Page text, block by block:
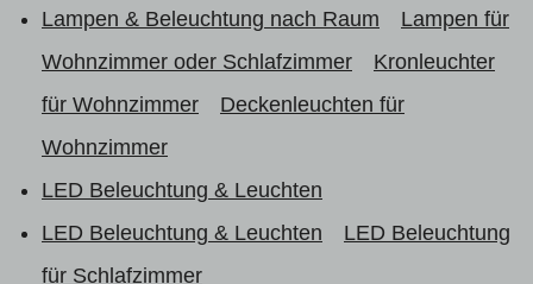
Lampen & Beleuchtung nach Raum
Lampen für
Wohnzimmer oder Schlafzimmer
Kronleuchter
für Wohnzimmer
Deckenleuchten für
Wohnzimmer
LED Beleuchtung & Leuchten
LED Beleuchtung & Leuchten
LED Beleuchtung
für Schlafzimmer